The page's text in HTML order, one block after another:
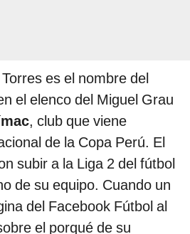
es el nombre del
el elenco del Miguel Grau
, club que viene
de la Copa Perú. El
subir a la Liga 2 del fútbol
de su equipo. Cuando un
del Facebook Fútbol al
el porqué de su